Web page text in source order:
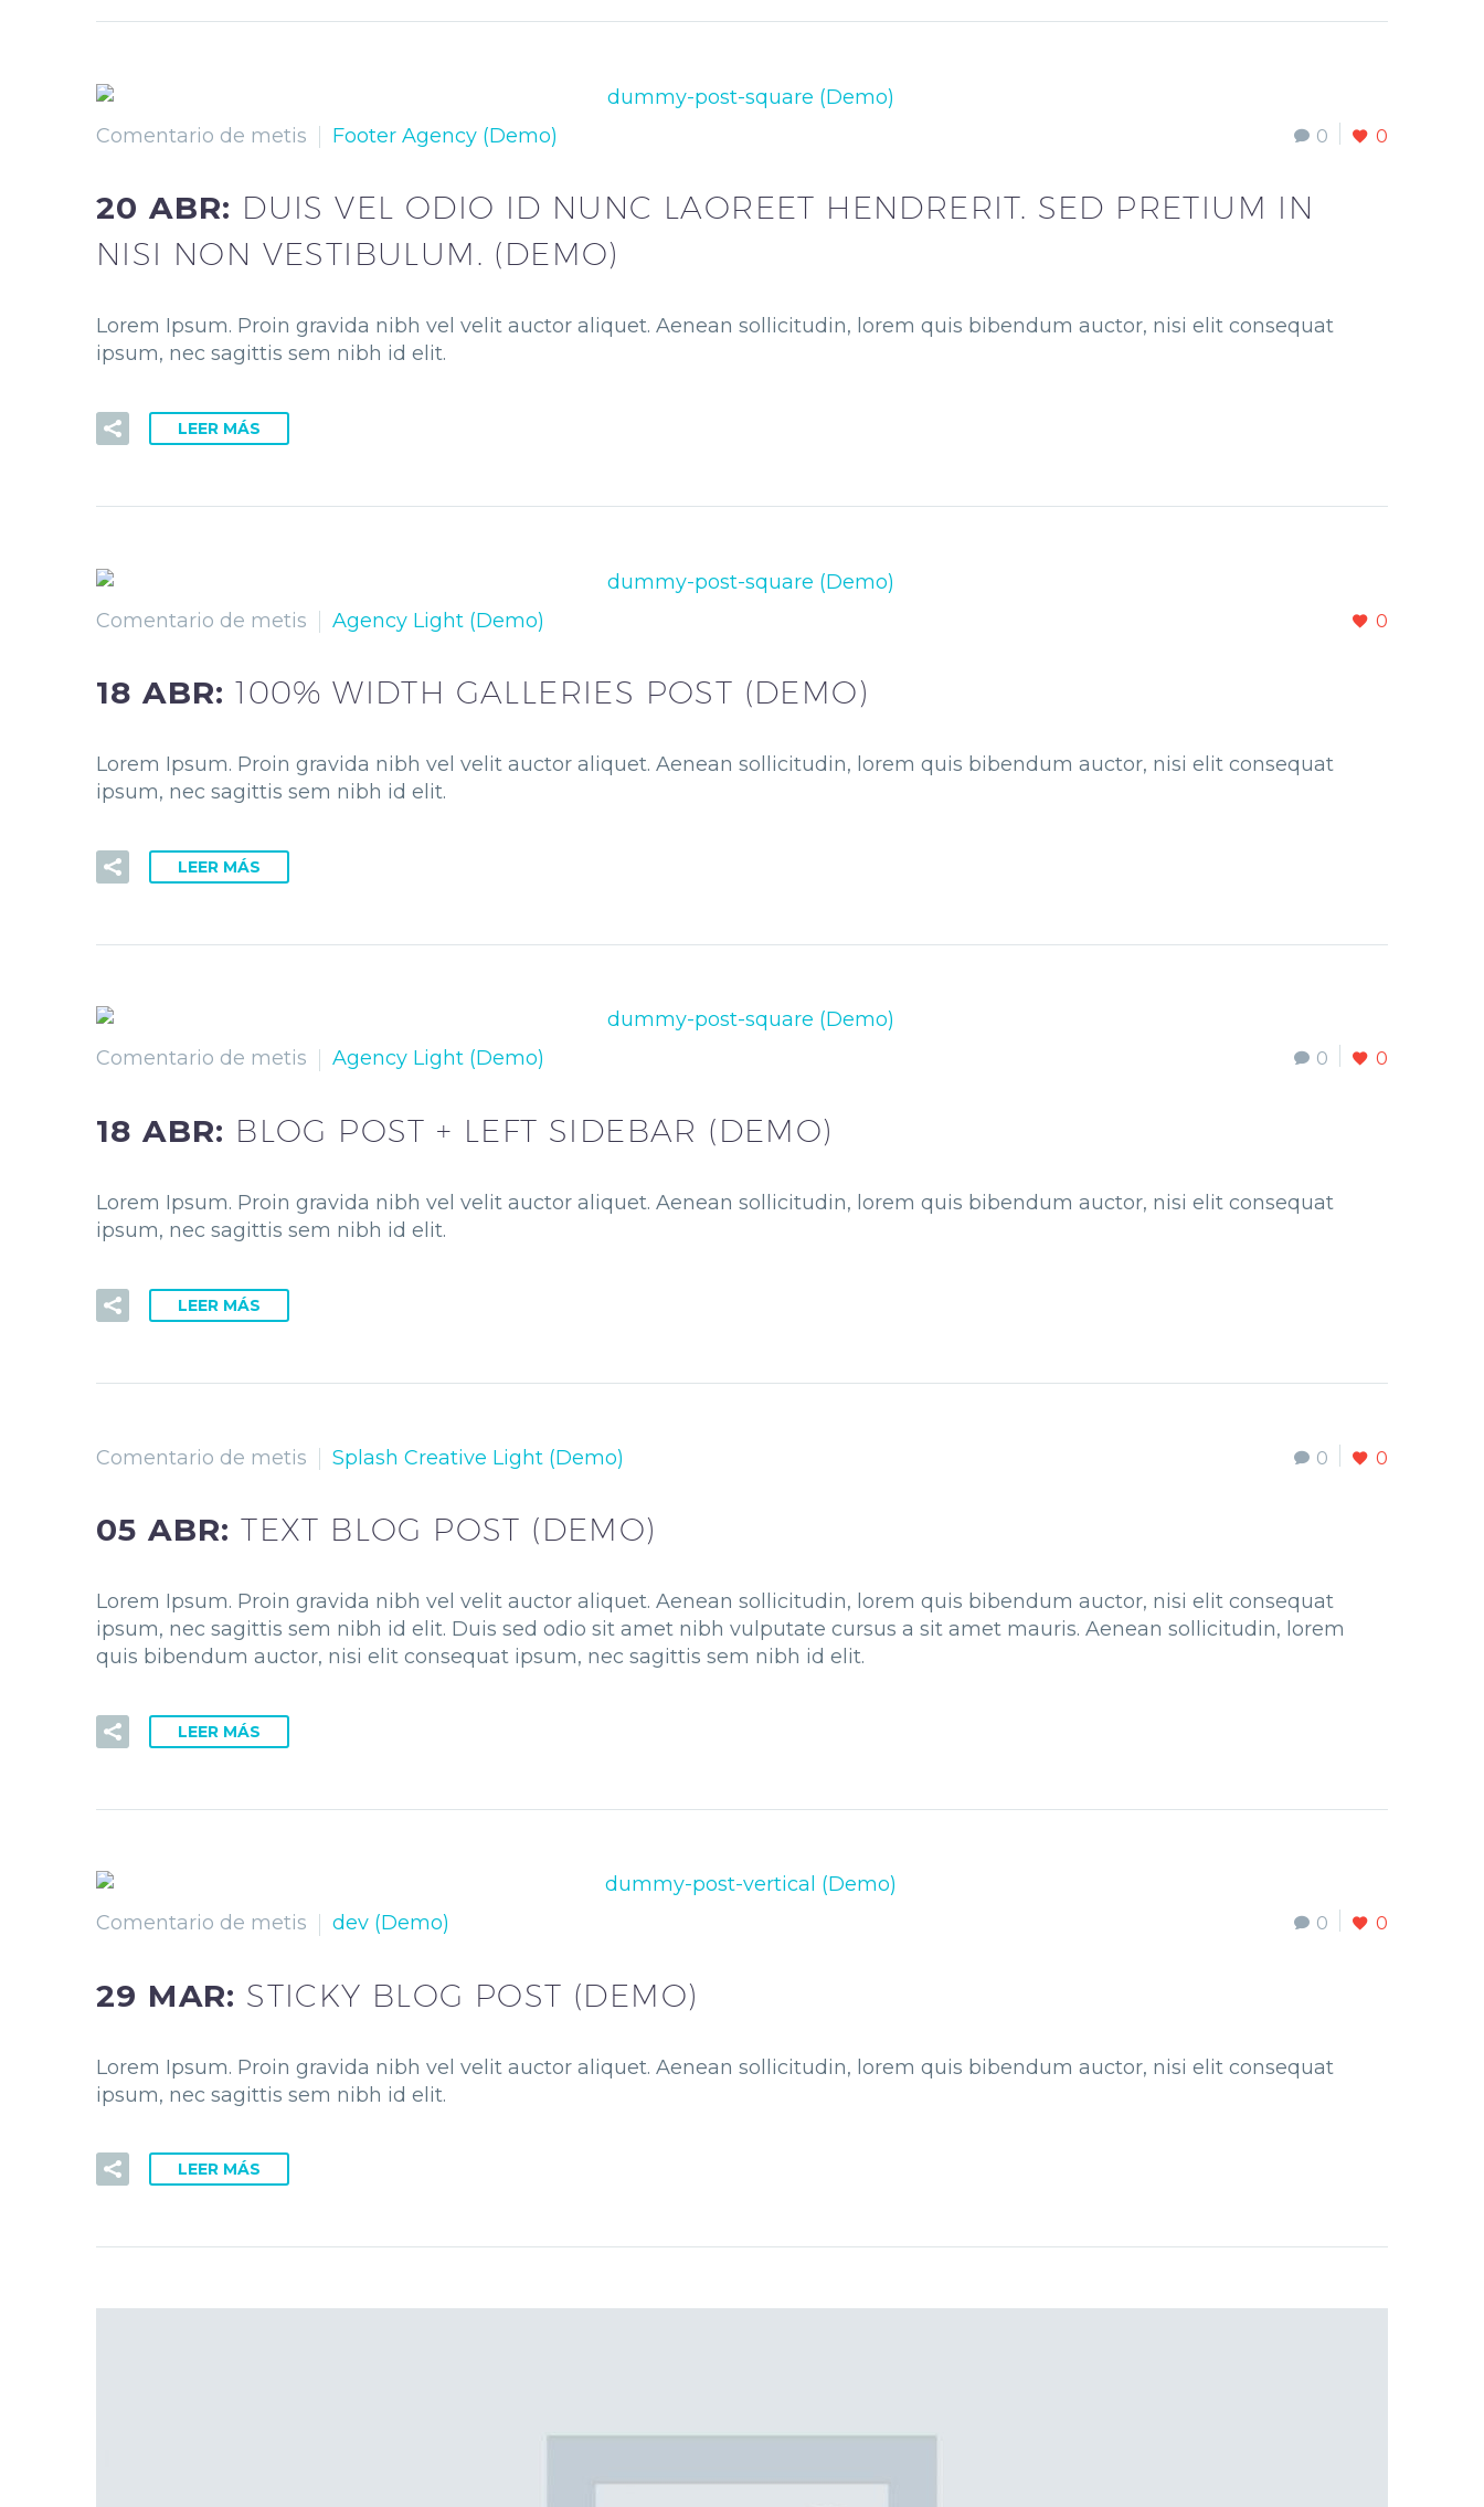
0 0
Comentario de metis Footer Agency (Demo)
20 ABR: DUIS VEL ODIO ID NUNC LAOREET HENDRERIT. SED PRETIUM IN
NISI NON VESTIBULUM. (DEMO)
Lorem Ipsum. Proin gravida nibh vel velit auctor aliquet. Aenean sollicitudin, lorem quis bibendum auctor, nisi elit consequat
ipsum, nec sagittis sem nibh id elit.
LEER MÁS
0
Comentario de metis Agency Light (Demo)
18 ABR:100% WIDTH GALLERIES POST (DEMO)
Lorem Ipsum. Proin gravida nibh vel velit auctor aliquet. Aenean sollicitudin, lorem quis bibendum auctor, nisi elit consequat
ipsum, nec sagittis sem nibh id elit.
LEER MÁS
0 0
Comentario de metis Agency Light (Demo)
18 ABR: BLOG POST + LEFT SIDEBAR (DEMO)
Lorem Ipsum. Proin gravida nibh vel velit auctor aliquet. Aenean sollicitudin, lorem quis bibendum auctor, nisi elit consequat
ipsum, nec sagittis sem nibh id elit.
LEER MÁS
0 0
Comentario de metis Splash Creative Light (Demo)
05 ABR:TEXT BLOG POST (DEMO)
Lorem Ipsum. Proin gravida nibh vel velit auctor aliquet. Aenean sollicitudin, lorem quis bibendum auctor, nisi elit consequat
ipsum, nec sagittis sem nibh id elit. Duis sed odio sit amet nibh vulputate cursus a sit amet mauris. Aenean sollicitudin, lorem
quis bibendum auctor, nisi elit consequat ipsum, nec sagittis sem nibh id elit.
LEER MÁS
0 0
Comentario de metis dev (Demo)
29 MAR: STICKY BLOG POST (DEMO)
Lorem Ipsum. Proin gravida nibh vel velit auctor aliquet. Aenean sollicitudin, lorem quis bibendum auctor, nisi elit consequat
ipsum, nec sagittis sem nibh id elit.
LEER MÁS